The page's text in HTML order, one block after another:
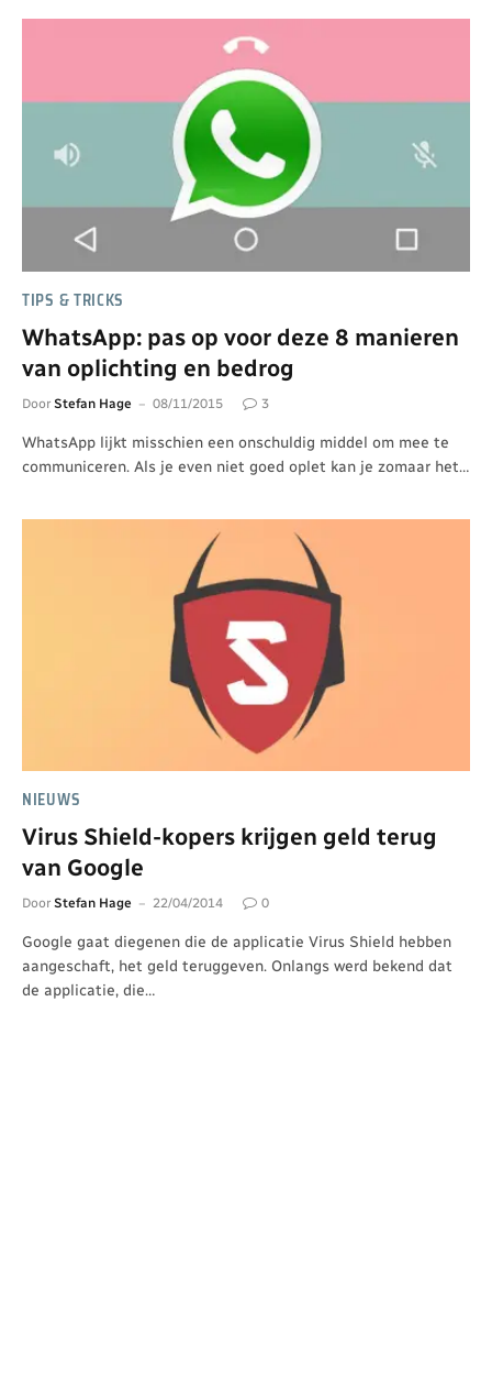
TIPS & TRICKS
WhatsApp: pas op voor deze 8 manieren
van oplichting en bedrog
Door Stefan Hage 08/11/2015 3
WhatsApp lijkt misschien een onschuldig middel om mee te
communiceren. Als je even niet goed oplet kan je zomaar het…
NIEUWS
Virus Shield-kopers krijgen geld terug
van Google
Door Stefan Hage 22/04/2014 0
Google gaat diegenen die de applicatie Virus Shield hebben
aangeschaft, het geld teruggeven. Onlangs werd bekend dat
de applicatie, die…